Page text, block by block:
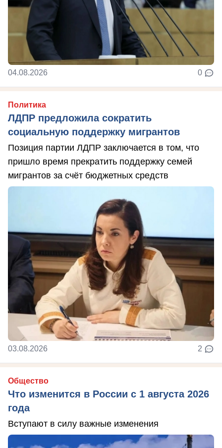
04.08.2026 0
Политика
ЛДПР предложила сократить
социальную поддержку мигрантов
Позиция партии ЛДПР заключается в том, что
пришло время прекратить поддержку семей
мигрантов за счёт бюджетных средств
03.08.2026 2
Общество
Что изменится в России с 1 августа 2026
года
Вступают в силу важные изменения